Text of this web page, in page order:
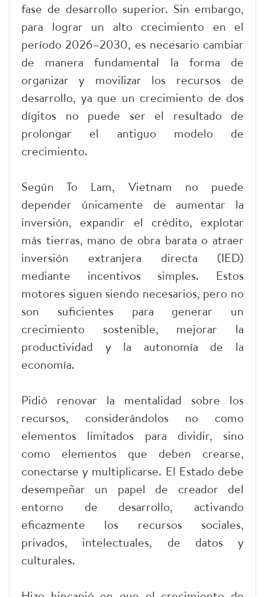
fase de desarrollo superior. Sin embargo,
para lograr un alto crecimiento en el
período 2026–2030, es necesario cambiar
de manera fundamental la forma de
organizar y movilizar los recursos de
desarrollo, ya que un crecimiento de dos
dígitos no puede ser el resultado de
prolongar el antiguo modelo de
crecimiento.
Según To Lam, Vietnam no puede
depender únicamente de aumentar la
inversión, expandir el crédito, explotar
más tierras, mano de obra barata o atraer
inversión extranjera directa (IED)
mediante incentivos simples. Estos
motores siguen siendo necesarios, pero no
son suficientes para generar un
crecimiento sostenible, mejorar la
productividad y la autonomía de la
economía.
Pidió renovar la mentalidad sobre los
recursos, considerándolos no como
elementos limitados para dividir, sino
como elementos que deben crearse,
conectarse y multiplicarse. El Estado debe
desempeñar un papel de creador del
entorno de desarrollo, activando
eficazmente los recursos sociales,
privados, intelectuales, de datos y
culturales.